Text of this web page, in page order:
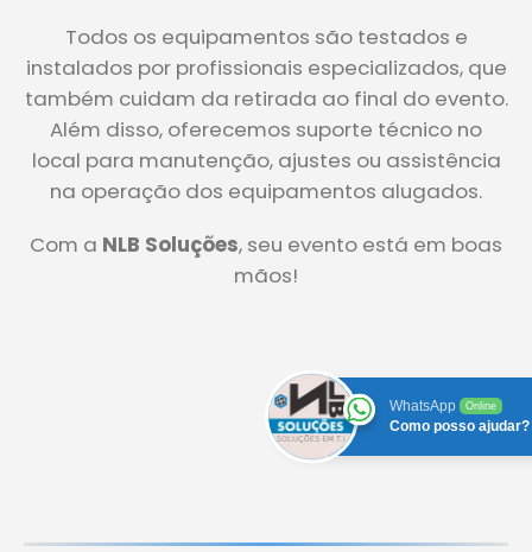
Todos os equipamentos são testados e
instalados por profissionais especializados, que
também cuidam da retirada ao final do evento.
Além disso, oferecemos suporte técnico no
local para manutenção, ajustes ou assistência
na operação dos equipamentos alugados.
Com a NLB Soluções, seu evento está em boas
mãos!
WhatsApp Online
Como posso ajudar?